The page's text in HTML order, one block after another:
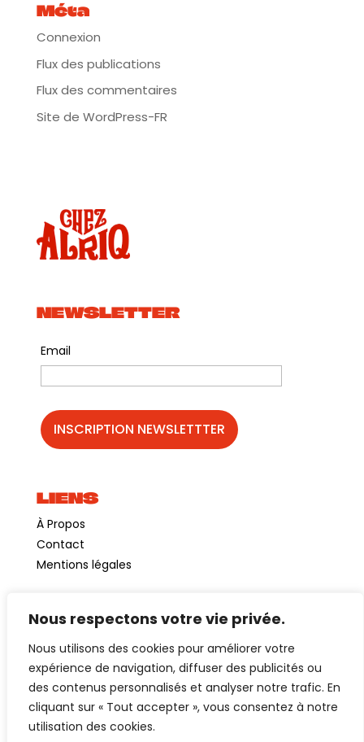
Nous respectons votre vie privée.
Nous utilisons des cookies pour améliorer votre
expérience de navigation, diffuser des publicités ou
des contenus personnalisés et analyser notre trafic. En
cliquant sur « Tout accepter », vous consentez à notre
utilisation des cookies.
Méta
Connexion
Flux des publications
Flux des commentaires
Site de WordPress-FR
NEWSLETTER
Email
LIENS
À Propos
Contact
Mentions légales
©GuinguetteChezAlriq2026
Création site internetYOSOY studio